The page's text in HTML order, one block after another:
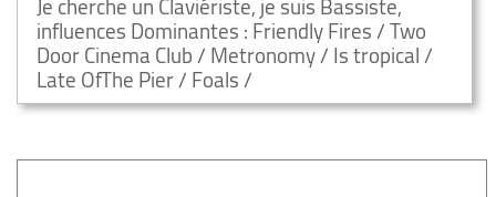
influences Dominantes : Friendly Fires / Two
Door Cinema Club / Metronomy / Is tropical /
Late OfThe Pier / Foals /